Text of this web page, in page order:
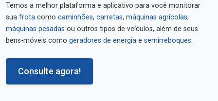
Temos a melhor plataforma e aplicativo para você monitorar
sua frota como caminhões, carretas, máquinas agrícolas,
máquinas pesadas ou outros tipos de veículos, além de seus
bens-móveis como geradores de energia e semirreboques.
Consulte agora!